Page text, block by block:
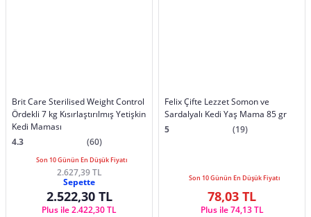
Brit Care Sterilised Weight Control
Ördekli 7 kg Kısırlaştırılmış Yetişkin
Kedi Maması
4.3
(60)
Son 10 Günün En Düşük Fiyatı
2.627,39 TL
Sepette
2.522,30 TL
Plus ile 2.422,30 TL
Felix Çifte Lezzet Somon ve
Sardalyalı Kedi Yaş Mama 85 gr
5
(19)
Son 10 Günün En Düşük Fiyatı
78,03 TL
Plus ile 74,13 TL